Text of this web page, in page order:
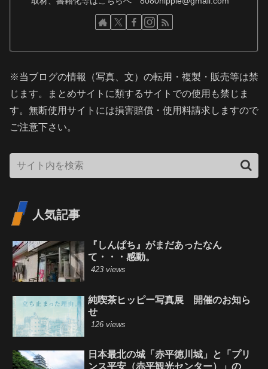
※当ブログの情報（写真、文）の転用・複製・販売等は禁
じます。まとめサイトに類するサイトでの使用も禁じま
す。無断使用サイトには損害賠償・使用料請求しますので
ご注意下さい。
人気記事
『しんぱち』がまだあったなん
て・・・感動。
423 views
純喫茶ヒッピー写真展 開催のお知ら
せ
126 views
日本最北の城「赤平徳川城」と「プリ
ンス平安（赤平観光センター）」の